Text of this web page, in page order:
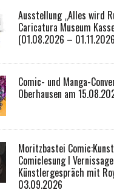
Ausstellung „Alles wird
Caricatura Museum
(01.08.2026 –
Comic- und Manga-
Oberhausen am
Moritzbastei
Comiclesung I
Künstlergespräch mit
03.09.2026